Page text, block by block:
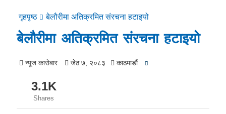
गृहपृष्ठ बेलौरीमा अतिक्रमित संरचना हटाइयो
बेलौरीमा अतिक्रमित संरचना हटाइयो
न्यूज काराेबार जेठ ७, २०८३ काठमाडाैं
3.1K
Shares